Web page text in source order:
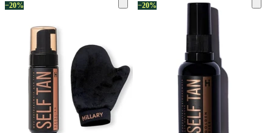
−20% −20%